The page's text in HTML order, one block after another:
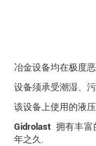
冶金设备均在极度
设备须承受潮湿、
该设备上使用的液
Gidrolast 拥有丰
年之久.